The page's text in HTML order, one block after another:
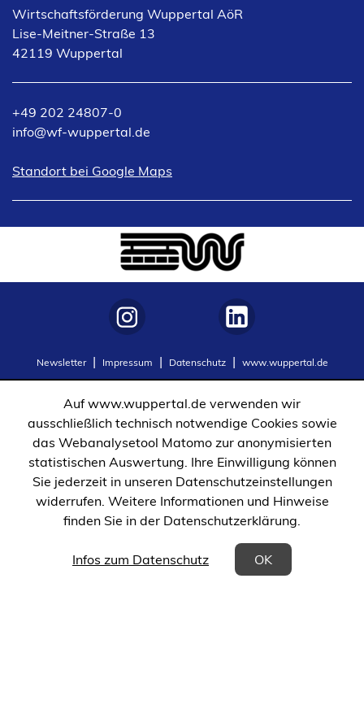
e
m
n
u
e
n
a
)
Wirtschaftsförderung Wuppertal AöR
Lise-Meitner-Straße 13
42119 Wuppertal
+49 202 24807-0
info
wf-wuppertal de
Standort bei Google Maps
(Öffnet
neuen
Newsletter
in
Impressum Datenschutz www.wuppertal.de
in
Auf www.wuppertal.de verwenden wir
ausschließlich technisch notwendige Cookies sowie
das Webanalysetool Matomo zur anonymisierten
statistischen Auswertung. Ihre Einwilligung können
Sie jederzeit in unseren Datenschutzeinstellungen
widerrufen. Weitere Informationen und Hinweise
finden Sie in der Datenschutzerklärung.
Infos zum Datenschutz
(Öffnet in einem neuen Tab) OK